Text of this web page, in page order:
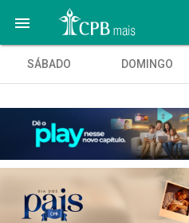

SÁBADO DOMINGO